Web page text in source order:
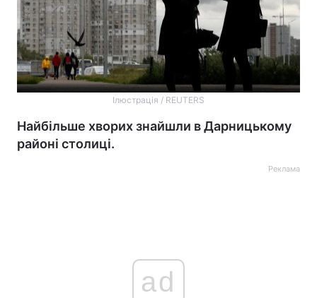
Ілюстрація / REUTERS
Найбільше хворих знайшли в Дарницькому
районі столиці.
Реклама
ad